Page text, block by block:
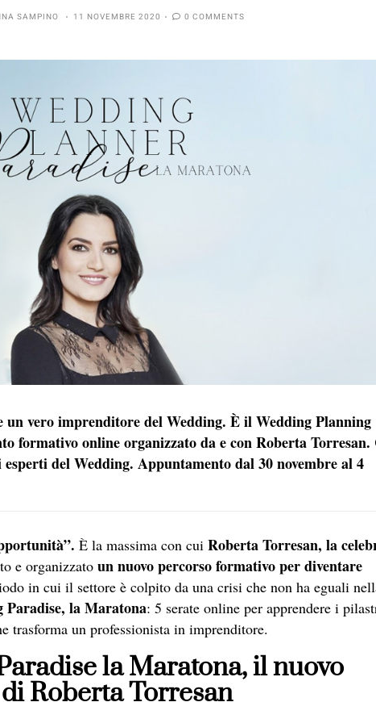
SAMPINO 11 NOVEMBRE 2020 0 COMMENTS
vero imprenditore del Wedding. È il Wedding Planning
formativo online organizzato da e con Roberta Torresan.
del Wedding. Appuntamento dal 30 novembre al 4
È la massima con cui Roberta Torresan, la
e organizzato un nuovo percorso formativo per diventare
in cui il settore è colpito da una crisi che non ha eguali
Paradise, la Maratona: 5 serate online per apprendere i
trasforma un professionista in imprenditore.
la Maratona, il nuovo
Roberta Torresan